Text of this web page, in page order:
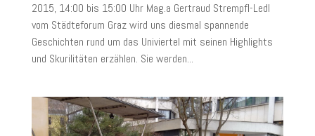
2015, 14:00 bis 15:00 Uhr Mag.a Gertraud Strempfl-Ledl
vom Städteforum Graz wird uns diesmal spannende
Geschichten rund um das Univiertel mit seinen Highlights
und Skurilitäten erzählen. Sie werden...